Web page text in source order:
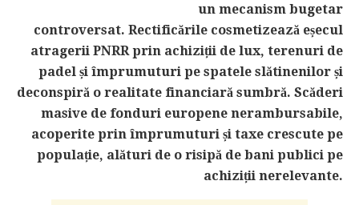
un mecanism bugetar
controversat. Rectificările cosmetizează eșecul
atragerii PNRR prin achiziții de lux, terenuri de
padel și împrumuturi pe spatele slătinenilor și
deconspiră o realitate financiară sumbră. Scăderi
masive de fonduri europene nerambursabile,
acoperite prin împrumuturi și taxe crescute pe
populație, alături de o risipă de bani publici pe
achiziții nerelevante.